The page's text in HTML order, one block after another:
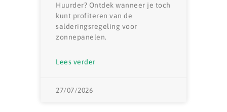
Huurder? Ontdek wanneer je toch
kunt profiteren van de
salderingsregeling voor
zonnepanelen.
Lees verder
27/07/2026